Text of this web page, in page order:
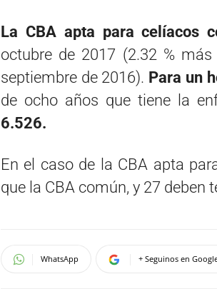
La CBA apta para celíacos
octubre de 2017 (2.32 %
septiembre de 2016). Para un
de ocho años que tiene la
6.526.
En el caso de la CBA apta
que la CBA común, y 27 deben
WhatsApp + Seguinos en